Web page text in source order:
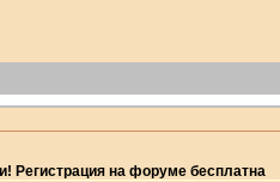
Регистрация на форуме бесплатна